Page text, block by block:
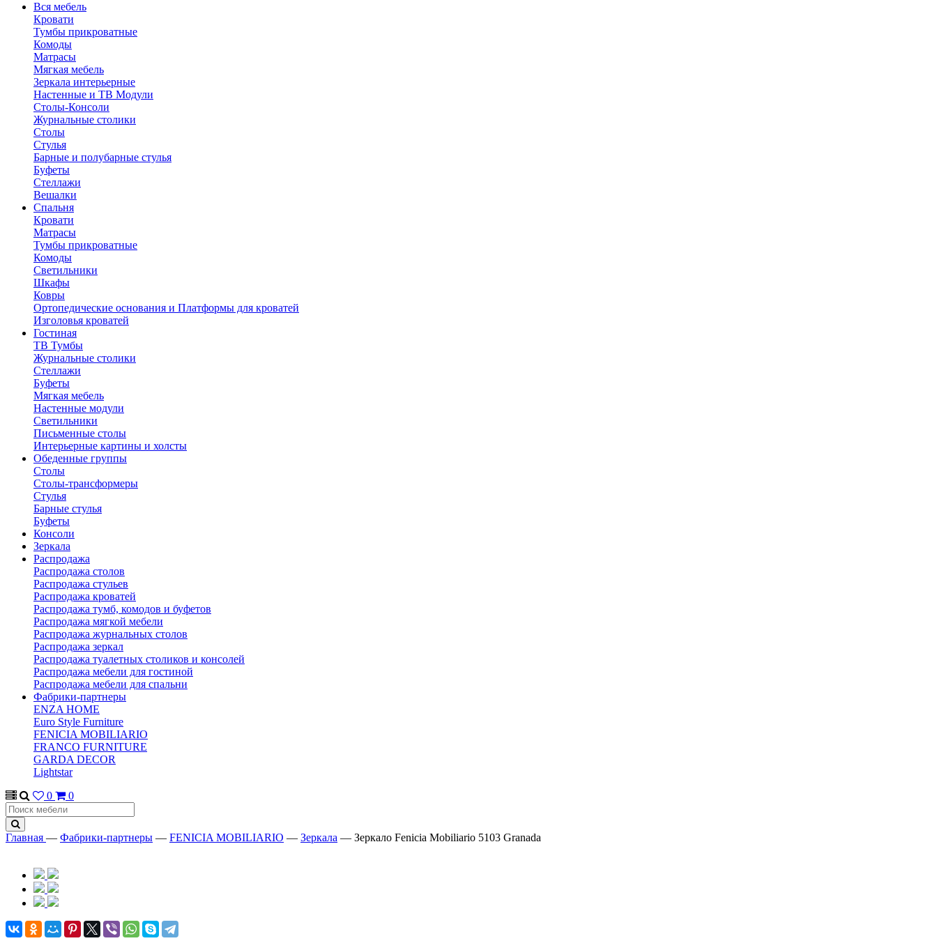
Вся мебель
Кровати
Тумбы прикроватные
Комоды
Матрасы
Мягкая мебель
Зеркала интерьерные
Настенные и ТВ Модули
Столы-Консоли
Журнальные столики
Столы
Стулья
Барные и полубарные стулья
Буфеты
Стеллажи
Вешалки
Cпальня
Кровати
Матрасы
Тумбы прикроватные
Комоды
Светильники
Шкафы
Ковры
Ортопедические основания и Платформы для кроватей
Изголовья кроватей
Гостиная
ТВ Тумбы
Журнальные столики
Стеллажи
Буфеты
Мягкая мебель
Настенные модули
Светильники
Письменные столы
Интерьерные картины и холсты
Обеденные группы
Столы
Столы-трансформеры
Стулья
Барные стулья
Буфеты
Консоли
Зеркала
Распродажа
Распродажа столов
Распродажа стульев
Распродажа кроватей
Распродажа тумб, комодов и буфетов
Распродажа мягкой мебели
Распродажа журнальных столов
Распродажа зеркал
Распродажа туалетных столиков и консолей
Распродажа мебели для гостиной
Распродажа мебели для спальни
Фабрики-партнеры
ENZA HOME
Euro Style Furniture
FENICIA MOBILIARIO
FRANCO FURNITURE
GARDA DECOR
Lightstar
0
0
Главная — Фабрики-партнеры — FENICIA MOBILIARIO — Зеркала — Зеркало Fenicia Mobiliario 5103 Granada